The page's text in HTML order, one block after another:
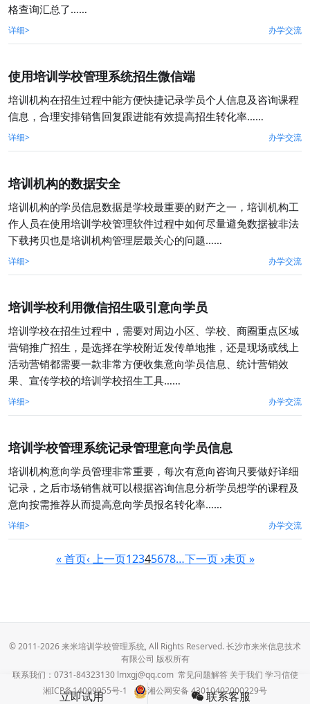
立即试用 联系客服
格查询汇总了……
详细> 办学交流
使用培训学校管理系统招生微信端
培训机构在招生过程中能方便快捷记录学员个人信息及咨询课程
信息，合理安排销售回复跟进能有效提高招生转化率……
详细> 办学交流
培训机构的数据安全
培训机构的学员信息数据是学校最重要的财产之一，培训机构工
作人员在使用培训学校管理软件过程中如何尽量避免数据被非法
下载拷贝也是培训机构管理层最关心的问题……
详细> 办学交流
培训学校利用微信招生吸引意向学员
培训学校在招生过程中，需要对周边小区、学校、商圈重点区域
营销推广招生，是选择在学校附近发传单地推，还是现场或线上
活动营销都需要一款非常方便收集意向学员信息、统计营销效
果、宣传学校的培训学校招生工具……
详细> 办学交流
培训学校管理系统记录管理意向学员信息
培训机构意向学员管理非常重要，每次有意向咨询只要做好详细
记录，之后市场销售就可以根据咨询信息分析学员想学的课程及
意向按需推荐从而提高意向学员报名转化率……
详细> 办学交流
« 首页‹ 上一页12345678…下一页 ›未页 »
© 2011-2026 来米培训学校管理系统, All Rights Reserved. 长沙市来米信息技术
有限公司 版权所有
联系我们：0731-84323130 lmxgj@qq.com 常见问题解答 关于我们 学习信使
湘ICP备14009955号-1
湘公网安备 43010402000229号